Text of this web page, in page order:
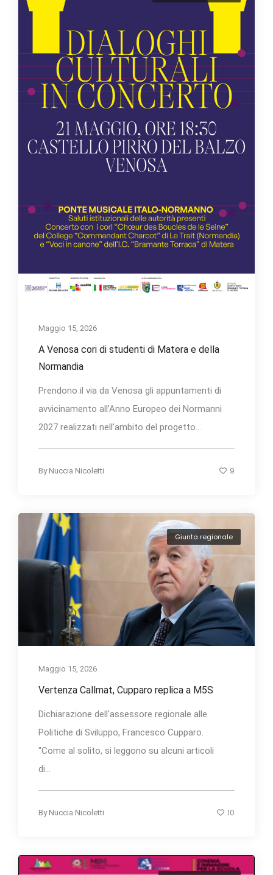
Maggio 15, 2026
A Venosa cori di studenti di Matera e della
Normandia
Prendono il via da Venosa gli appuntamenti di
avvicinamento all’Anno Europeo dei Normanni
2027 realizzati nell’ambito del progetto...
By Nuccia Nicoletti 9
Giunta regionale
Maggio 15, 2026
Vertenza Callmat, Cupparo replica a M5S
Dichiarazione dell'assessore regionale alle
Politiche di Sviluppo, Francesco Cupparo.
"Come al solito, si leggono su alcuni articoli
di...
By Nuccia Nicoletti 10